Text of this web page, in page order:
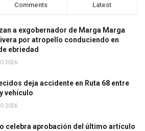
Comments Latest
a exgobernador de Marga Marga
por atropello conduciendo en
ebriedad
2026
deja accidente en Ruta 68 entre
vehículo
2026
celebra aprobación del último artículo